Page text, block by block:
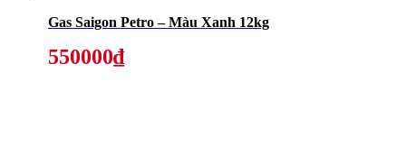
Gas Saigon Petro – Màu Xanh 12kg
550000₫